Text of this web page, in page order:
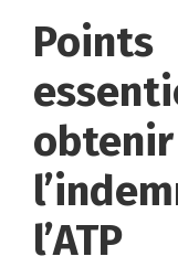
obtenir
l’ATP